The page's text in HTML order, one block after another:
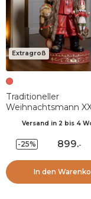
Extragroß
Traditioneller
Weihnachtsmann
Versand in 2 bis 4
-25% 899.-
In den